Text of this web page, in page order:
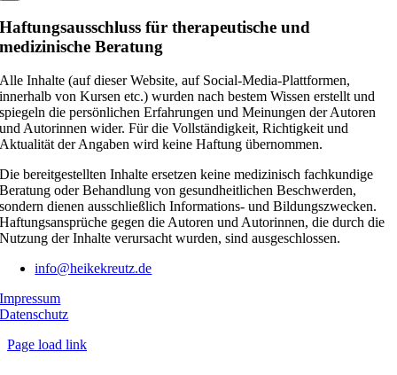
Haftungsausschluss für therapeutische und
medizinische Beratung
Alle Inhalte (auf dieser Website, auf Social-Media-Plattformen,
innerhalb von Kursen etc.) wurden nach bestem Wissen erstellt und
spiegeln die persönlichen Erfahrungen und Meinungen der Autoren
und Autorinnen wider. Für die Vollständigkeit, Richtigkeit und
Aktualität der Angaben wird keine Haftung übernommen.
Die bereitgestellten Inhalte ersetzen keine medizinisch fachkundige
Beratung oder Behandlung von gesundheitlichen Beschwerden,
sondern dienen ausschließlich Informations- und Bildungszwecken.
Haftungsansprüche gegen die Autoren und Autorinnen, die durch die
Nutzung der Inhalte verursacht wurden, sind ausgeschlossen.
info@heikekreutz.de
Impressum
Datenschutz
Page load link